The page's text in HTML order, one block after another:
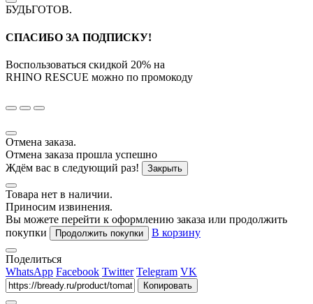
БУДЬГОТОВ.
СПАСИБО ЗА ПОДПИСКУ!
Воспользоваться скидкой 20% на
RHINO RESCUE можно по промокоду
Отмена заказа.
Отмена заказа прошла успешно
Ждём вас в следующий раз!
Закрыть
Товара нет в наличии.
Приносим извинения.
Вы можете перейти к оформлению заказа или продолжить
покупки
Продолжить покупки В корзину
Поделиться
WhatsApp Facebook Twitter Telegram VK
Копировать